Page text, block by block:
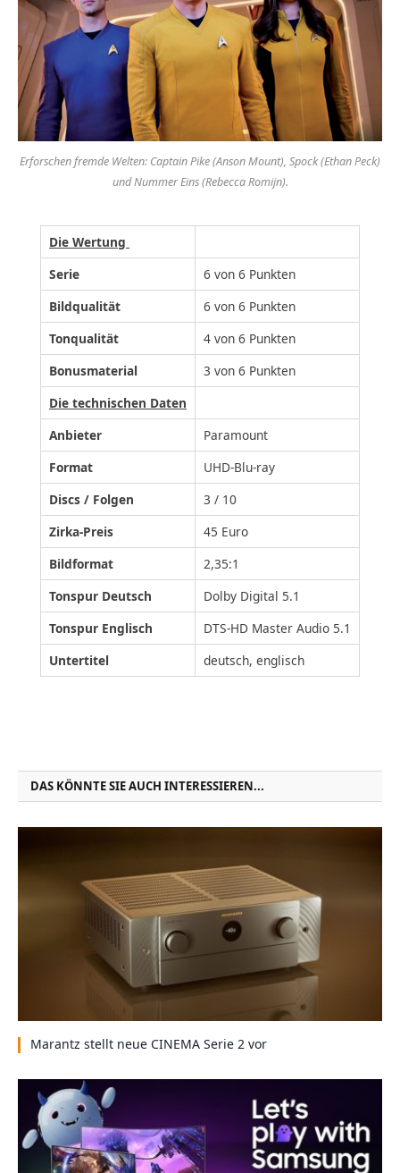
Erforschen fremde Welten: Captain Pike (Anson Mount), Spock (Ethan Peck)
und Nummer Eins (Rebecca Romijn).
Die Wertung
Serie
6 von 6 Punkten
Bildqualität
6 von 6 Punkten
Tonqualität
4 von 6 Punkten
Bonusmaterial
3 von 6 Punkten
Die technischen Daten
Anbieter
Paramount
Format
UHD-Blu-ray
Discs / Folgen
3 / 10
Zirka-Preis
45 Euro
Bildformat
2,35:1
Tonspur Deutsch
Dolby Digital 5.1
Tonspur Englisch
DTS-HD Master Audio 5.1
Untertitel
deutsch, englisch
DAS KÖNNTE SIE AUCH INTERESSIEREN...
Marantz stellt neue CINEMA Serie 2 vor